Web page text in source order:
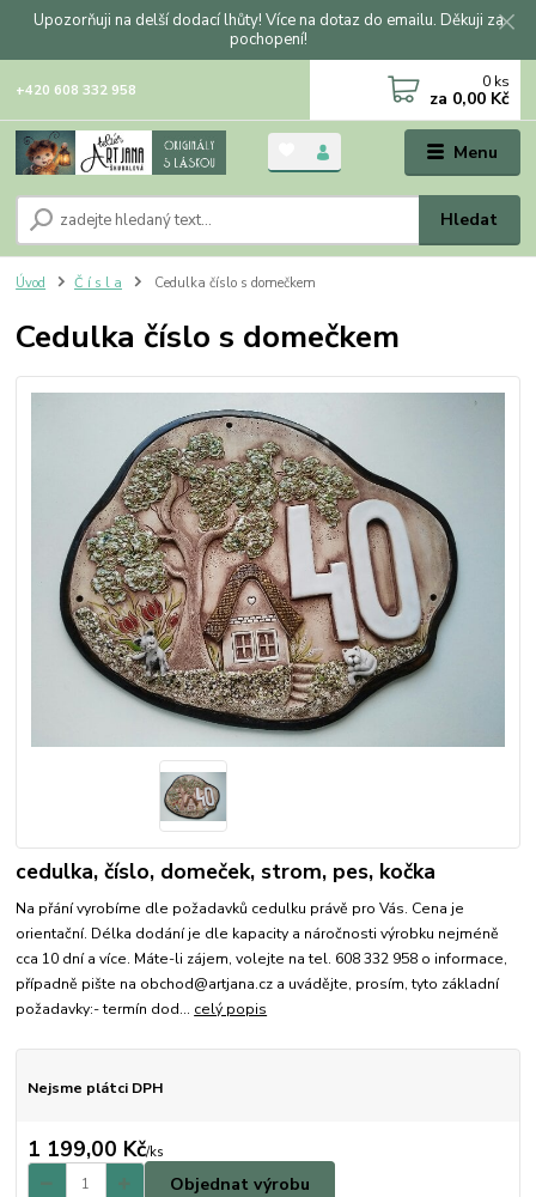
Upozorňuji na delší dodací lhůty! Více na dotaz do emailu. Děkuji za
pochopení!
Menu
Hledat
+420 608 332 958 0 ks
za 0,00 Kč
Úvod Č í s l a Cedulka číslo s domečkem
Cedulka číslo s domečkem
cedulka, číslo, domeček, strom, pes, kočka
Na přání vyrobíme dle požadavků cedulku právě pro Vás. Cena je
orientační. Délka dodání je dle kapacity a náročnosti výrobku nejméně
cca 10 dní a více. Máte-li zájem, volejte na tel. 608 332 958 o informace,
případně pište na obchod@artjana.cz a uvádějte, prosím, tyto základní
požadavky:- termín dod... celý popis
Nejsme plátci DPH
1 199,00 Kč/ks
Objednat výrobu